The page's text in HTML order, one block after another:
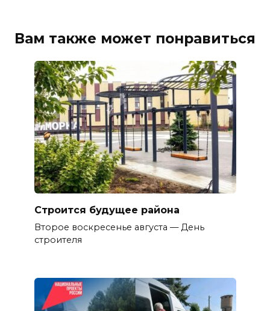
Вам также может понравиться
Строится будущее района
Второе воскресенье августа — День
строителя